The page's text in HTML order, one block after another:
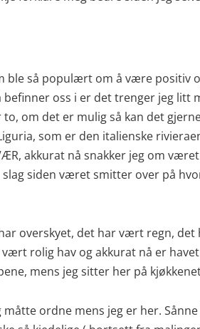
ble så populært om å være positiv
oss i er det trenger jeg litt
om det er mulig så kan det
som er den italienske
akkurat nå snakker jeg om
slag siden været smitter over på
overskyet, det har vært regn,
rolig hav og akkurat nå er
mens jeg sitter her på
ordne mens jeg er her.